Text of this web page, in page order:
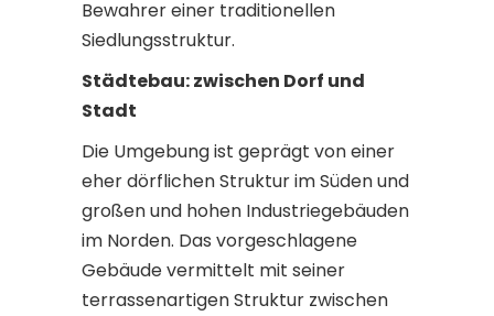
Bewahrer einer traditionellen
Siedlungsstruktur.
Städtebau: zwischen Dorf und
Stadt
Die Umgebung ist geprägt von einer
eher dörflichen Struktur im Süden und
großen und hohen Industriegebäuden
im Norden. Das vorgeschlagene
Gebäude vermittelt mit seiner
terrassenartigen Struktur zwischen